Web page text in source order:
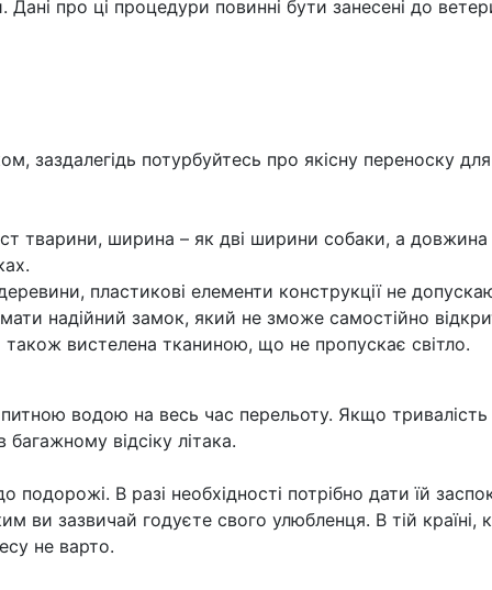
про ці процедури повинні бути занесені до
заздалегідь потурбуйтесь про якісну переноску
тварини, ширина – як дві ширини собаки, а
пластикові елементи конструкції не
надійний замок, який не зможе самостійно
вистелена тканиною, що не пропускає світло.
водою на весь час перельоту. Якщо
відсіку літака.
В разі необхідності потрібно дати їй
ви зазвичай годуєте свого улюбленця. В тій
не варто.